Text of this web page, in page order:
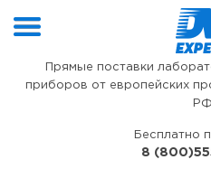
Прямые поставки
приборов от европейских
РФ
Бесплатно
8